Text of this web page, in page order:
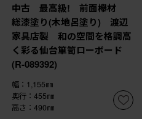
中古 最高級! 前面欅材
総漆塗り(木地呂塗り) 渡辺
家具店製 和の空間を格調高
く彩る仙台箪笥ローボード
(R-089392)
幅：1,155㎜
奥行：455㎜
高さ：490㎜